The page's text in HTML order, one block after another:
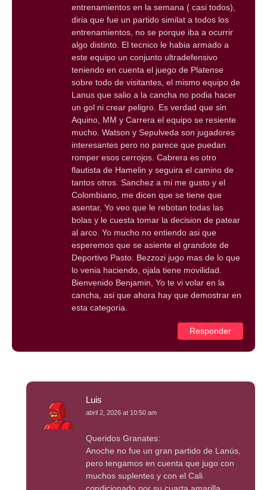
entrenamientos en la semana ( casi todos),
diria que fue un partido similat a todos los
entrenamientos, no se porque iba a ocurrir
algo distinto. El tecnico le habia armado a
este equipo un conjunto ultradefensivo
teniendo en cuenta el juego de Platense
sobre todo de visitantes, el mismo equipo de
Lanus que salio a la cancha no podia hacer
un gol ni crear peligro. Es verdad que sin
Aquino, MM y Carrera el equipo se resiente
mucho. Watson y Sepulveda son jugadores
interesantes pero no parece que puedan
romper esos cerrojos. Cabrera es otro
flautista de Hamelin y seguira el camino de
tantos otros. Sanchez a mi me gusto y el
Colombiano, me dicen que se tiene que
asentar, Yo veo que le rebotan todas las
bolas y le cuesta tomar la decision de patear
al arco. Yo mucho no entiendo asi que
esperemos que se asiente el grandote de
Deportivo Pasto. Bezzozi jugo mas de lo que
lo venia haciendo, ojala tiene movilidad.
Bienvenido Benjamin, Yo te vi volar en la
cancha, asi que ahora hay que demostrar en
esta categoria.
Responder
Luis
abril 2, 2026 at 10:50 am
Queridos Granates:
Anoche no fue un gran partido de Lanús,
pero tengamos en cuenta que jugo con
muchos suplentes y con el Cali